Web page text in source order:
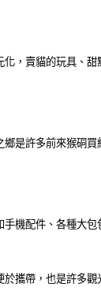
，賣貓的玩具、甜
是許多前來猴硐買
機配件、各種大
攜帶，也是許多